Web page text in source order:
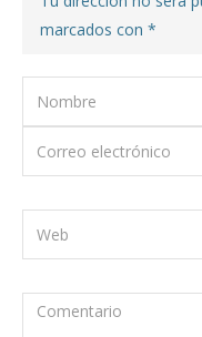
marcados con *